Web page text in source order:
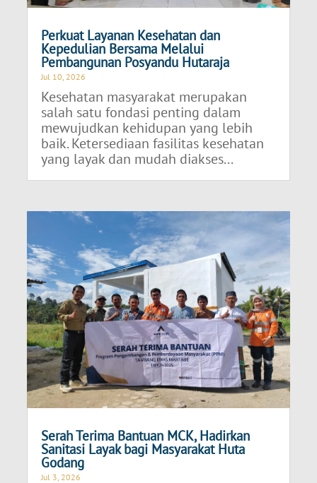
Perkuat Layanan Kesehatan dan
Kepedulian Bersama Melalui
Pembangunan Posyandu Hutaraja
Jul 10, 2026
Kesehatan masyarakat merupakan
salah satu fondasi penting dalam
mewujudkan kehidupan yang lebih
baik. Ketersediaan fasilitas kesehatan
yang layak dan mudah diakses...
Serah Terima Bantuan MCK, Hadirkan
Sanitasi Layak bagi Masyarakat Huta
Godang
Jul 3, 2026